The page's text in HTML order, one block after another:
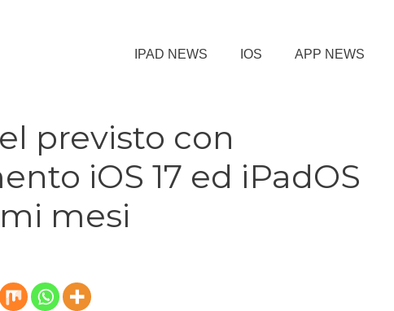
IPAD NEWS IOS APP NEWS
previsto con
iOS 17 ed iPadOS
mesi